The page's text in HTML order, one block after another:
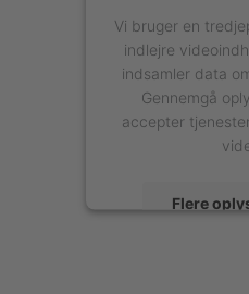
Vi bruger en
indlejre
indsamler data
Gennemgå
accepter
Flere